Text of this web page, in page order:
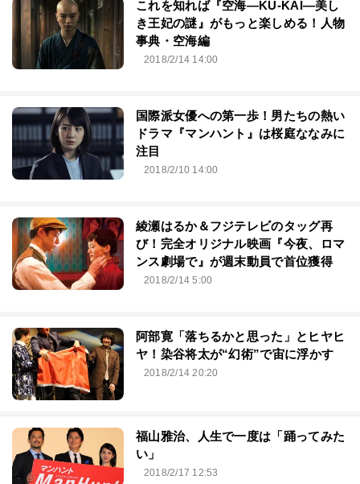
これを知れば『空海―KU-KAI―美し
き王妃の謎』がもっと楽しめる！人物
事典・空海編
2018/2/14 14:00
国際派女優への第一歩！男たちの熱い
ドラマ『マンハント』は桜庭ななみに
注目
2018/2/10 14:00
綾瀬はるか＆フジテレビのタッグ再
び！完全オリジナル映画『今夜、ロマ
ンス劇場で』が週末動員で首位獲得
2018/2/14 5:00
阿部寛「落ちるかと思った」とヒヤヒ
ヤ！染谷将太が“幻術”で宙に浮かす
2018/2/14 20:20
福山雅治、人生で一度は「踊ってみた
い」
2018/2/17 12:53